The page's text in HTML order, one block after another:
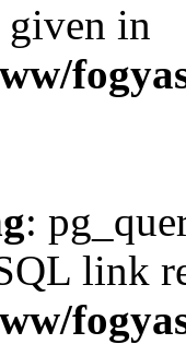
given in
:
link